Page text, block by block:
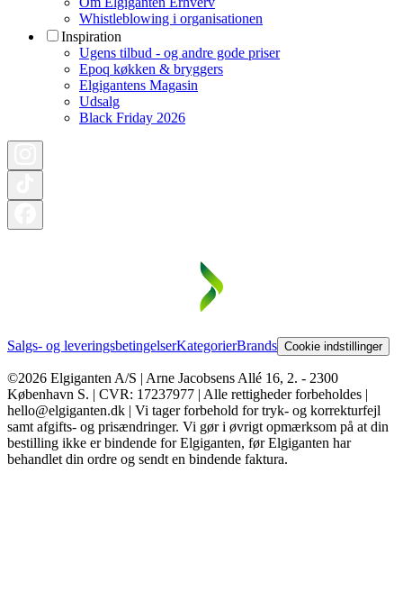
Whistleblowing i organisationen
Inspiration
Ugens tilbud - og andre gode priser
Epoq køkken & bryggers
Elgigantens Magasin
Udsalg
Black Friday 2026
Salgs- og leveringsbetingelserKategorierBrands Cookie indstillinger
©2026 Elgiganten A/S | Arne Jacobsens Allé 16, 2. - 2300
København S. | CVR: 17237977 | Alle rettigheder forbeholdes |
hello@elgiganten.dk | Vi tager forbehold for tryk- og korrekturfejl
samt afgifts- og prisændringer. Vi gør i øvrigt opmærksom på at din
bestilling ikke er bindende for Elgiganten, før Elgiganten har
behandlet din ordre og sendt en bindende faktura.